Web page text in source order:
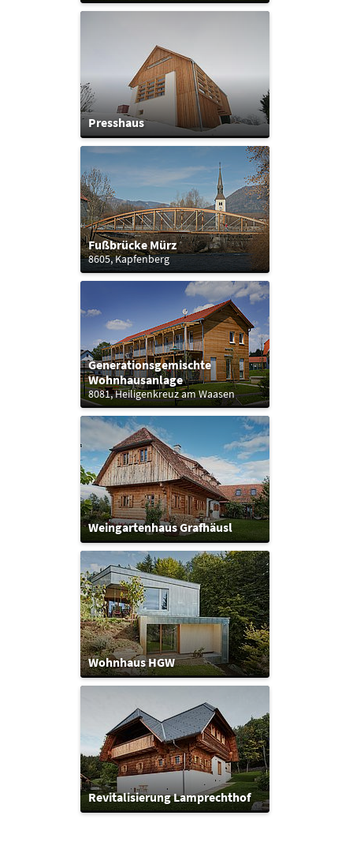
Presshaus
Fußbrücke Mürz
8605, Kapfenberg
Generationsgemischte
Wohnhausanlage
8081, Heiligenkreuz am Waasen
Weingartenhaus Grafhäusl
Wohnhaus HGW
Revitalisierung Lamprechthof